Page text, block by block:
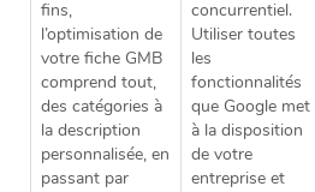
fins,
l’optimisation de
votre fiche GMB
comprend tout,
des catégories à
la description
personnalisée, en
passant par
concurrentiel.
Utiliser toutes
les
fonctionnalités
que Google met
à la disposition
de votre
entreprise et